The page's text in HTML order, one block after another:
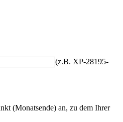
(z.B. XP-28195-
(Monatsende) an, zu dem Ihrer